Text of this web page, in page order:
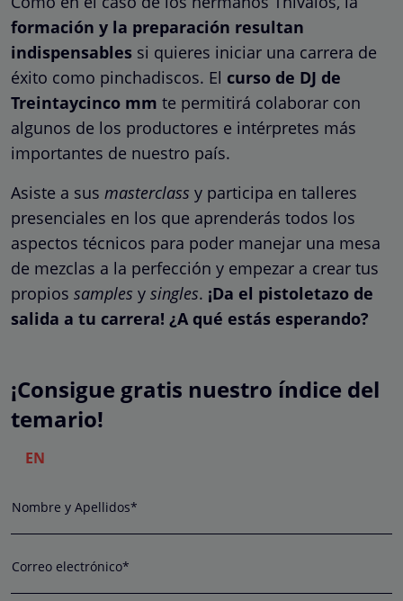
formación y la preparación resultan
indispensables si quieres iniciar una carrera de
éxito como pinchadiscos. El curso de DJ de
Treintaycinco mm te permitirá colaborar con
algunos de los productores e intérpretes más
importantes de nuestro país.
Asiste a sus masterclass y participa en talleres
presenciales en los que aprenderás todos los
aspectos técnicos para poder manejar una mesa
de mezclas a la perfección y empezar a crear tus
propios samples y singles. ¡Da el pistoletazo de
salida a tu carrera! ¿A qué estás esperando?
¡Consigue gratis nuestro índice del
temario!
EN
Nombre y Apellidos*
Correo electrónico*